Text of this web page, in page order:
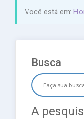
Você está em:
Busca
A